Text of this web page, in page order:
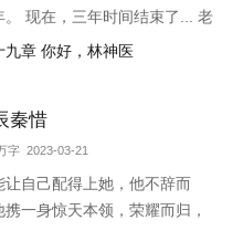
。 现在，三年时间结束了... 老
九章 你好，林神医
秦惜
字 2023-03-21
让自己配得上她，他不辞而
一身惊天本领，荣耀而归，
发现自己多了一个女儿。